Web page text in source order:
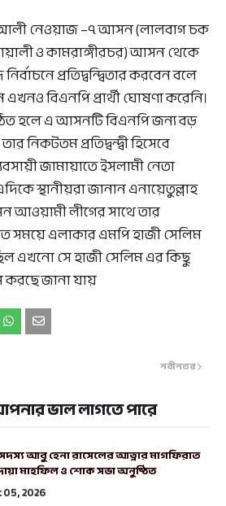
আলী নেওয়াজ –৭ আসন (লালবাগ চক
ও কামরাঙ্গীরচর) আসন থেকে
প্রতিদ্বন্দ্বিতার করবেন বলে
বিএনপি প্রার্থী ঘোষণা করেনি।
হলে এ আসনটি বিএনপি জন্য বড়
নিকটতম প্রতিদ্বন্দ্বী হিসেবে
জামায়াতে ইসলামী নেতা
স্থানীয়রা জানান এনায়েতুল্লাহ
আওয়ামী লীগের সাথে তার
সময়ে এলাকার এমপি হাজী সেলিম
এখনো সে হাজী সেলিম এর কিছু
করছে জানা যায়
নবীনতর
ভাল লাগতে পারে
আবু হেনা রাসেলের আত্নার মাগফিরাত
মাহফিল ও শোক সভা অনুষ্ঠিত
2026